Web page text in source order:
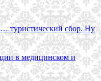
туристический сбор. Ну
в медицинском и